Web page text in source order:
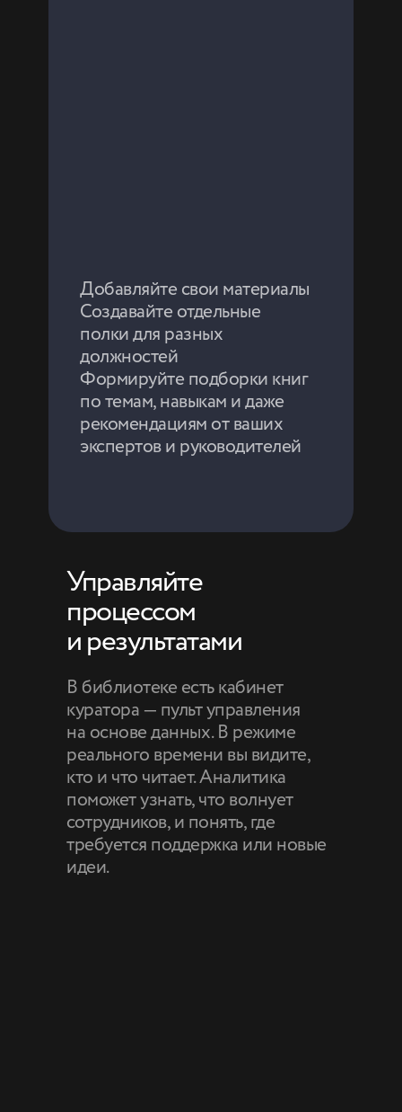
Экономьте бюджет
с единым доступом
к книгам, лекциям,
дополнительным
материалам
Переходите от точечного
обучения к системе, которая
приносит результат
Закажите брендирование
порталом
Добавляйте свои материалы
Создавайте отдельные
полки для разных
должностей
Формируйте подборки книг
по темам, навыкам и даже
рекомендациям от ваших
экспертов и руководителей
В библиотеке есть кабинет
куратора — пульт управления
на основе данных. В режиме
реального времени вы видите,
кто и что читает. Аналитика
поможет узнать, что волнует
сотрудников, и понять, где
требуется поддержка или новые
идеи.
Управляйте
процессом
и результатами